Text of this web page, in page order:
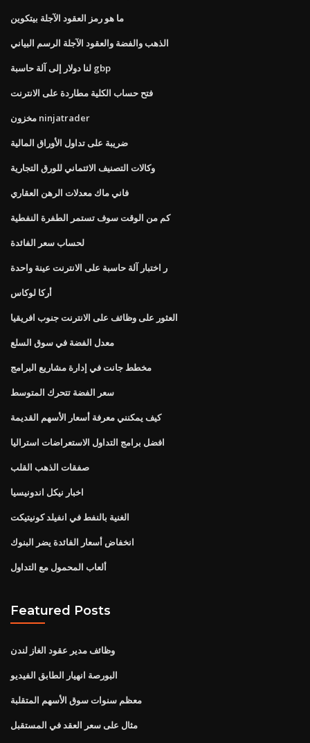
ما هو رمز العقود الآجلة بيتكوين
الذهب والفضة والعقود الآجلة الرسم البياني
لنا دولار إلى آلة حاسبة gbp
فتح حساب الكلية مطاردة على الانترنت
مخزون ninjatrader
ضريبة على تداول الأوراق المالية
وكالات التصنيف الائتماني للورق التجارية
فاني ماك معدلات الرهن العقاري
كم من الوقت سوف تستمر الطفرة النفطية
لحساب سعر الفائدة
ر اختبار آلة حاسبة على الانترنت عينة واحدة
أركا لوكاس
العثور على وظائف على الانترنت جنوب افريقيا
معدل الفضة في سوق السلع
مخطط جانت في إدارة مشاريع البرامج
سعر الفضة تتحرك المتوسط
كيف يمكنني معرفة أسعار الأسهم القديمة
افضل برامج التداول الاستعراضات استراليا
صفقات الذهب القلب
اخبار نيكل اندونيسيا
الغنية بالنفط في انفيلد كونيتيكت
انخفاض أسعار الفائدة يضر البنوك
ألعاب المحمول مع التداول
Featured Posts
وظائف مدير عقود الغاز لندن
البورصة انهيار الطابق الفيديو
معظم سنوات سوق الأسهم المتقلبة
مثال على سعر العقد في المستقبل